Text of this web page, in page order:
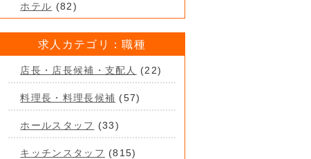
ホテル (82)
求人カテゴリ：職種
店長・店長候補・支配人 (22)
料理長・料理長候補 (57)
ホールスタッフ (33)
キッチンスタッフ (815)